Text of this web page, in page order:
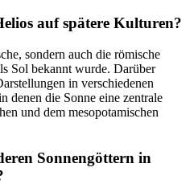
auf⁢ spätere Kulturen?
sondern auch ⁢die römische
Sol‌ bekannt wurde. Darüber
in‌ verschiedenen
denen die Sonne eine zentrale‍
⁣und dem​ mesopotamischen
Sonnengöttern in